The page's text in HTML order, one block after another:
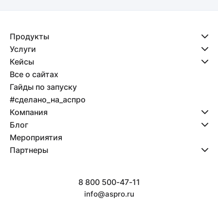
Продукты
Услуги
Кейсы
Все о сайтах
Гайды по запуску
#сделано_на_аспро
Компания
Блог
Мероприятия
Партнеры
8 800 500-47-11
info@aspro.ru